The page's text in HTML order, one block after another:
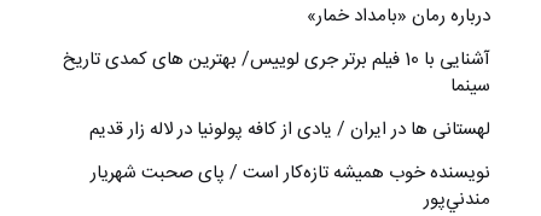
درباره رمان «بامداد خمار»
آشنایی با 10 فیلم برتر جری لوییس/ بهترین های کمدی تاریخ
سینما
لهستانی ها در ایران / یادی از کافه پولونیا در لاله زار قدیم
نويسنده خوب هميشه تازه‌كار است / پای صحبت شهريار
مندني‌پور